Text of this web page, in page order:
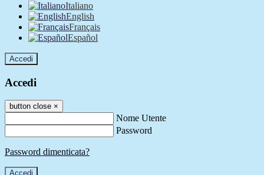
Italiano
English
Français
Español
Accedi
Accedi
button close ×
Nome Utente
Password
Password dimenticata?